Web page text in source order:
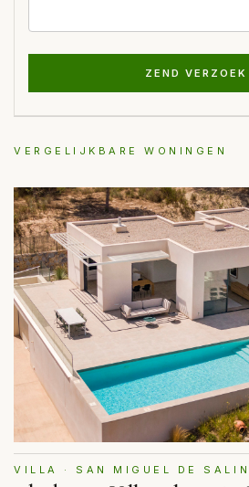
ZEND
VERGELIJKBARE WONINGEN
VILLA · SAN MIGUEL DE